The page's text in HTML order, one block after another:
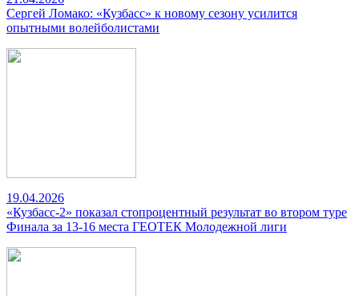
Сергей Ломако: «Кузбасс» к новому сезону усилится
опытными волейболистами
19.04.2026
«Кузбасс-2» показал стопроцентный результат во втором туре
Финала за 13-16 места ГЕОТЕК Молодежной лиги